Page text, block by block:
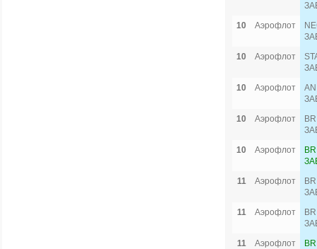
10
Аэрофлот
10
Аэрофлот
10
Аэрофлот
10
Аэрофлот
10
Аэрофлот
11
Аэрофлот
11
Аэрофлот
11
Аэрофлот